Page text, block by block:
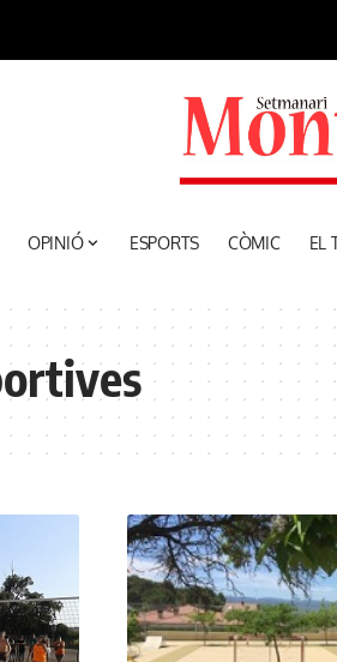
OPINIÓ ESPORTS CÒMIC EL